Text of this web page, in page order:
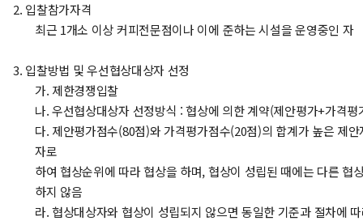
2. 입찰참가자격
최근 1개소 이상 커피전문점이나 이에 준하는 시설을 운영중인 자
3. 입찰방법 및 우선협상대상자 선정
가. 제한경쟁입찰
나. 우선협상대상자 선정방식 : 협상에 의한 계약(제안평가+가격평
다. 제안평가점수(80점)와 가격평가점수(20점)의 합계가 높은 제
자로
하여 협상순위에 따라 협상을 하며, 협상이 성립된 때에는 다른 협
하지 않음
라. 협상대상자와 협상이 성립되지 않으면 동일한 기준과 절차에